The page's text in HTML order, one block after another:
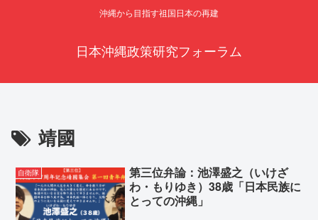
沖縄から目指す祖国日本の再建
日本沖縄政策研究フォーラム
靖國
自衛隊
第三位弁論：池澤盛之（いけざ
わ・もりゆき）38歳「日本民族に
とっての沖縄」